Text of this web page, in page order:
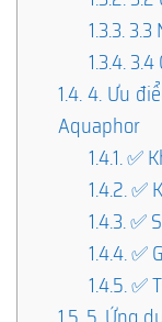
1.3.3.3.3
1.3.4.3.4
1.4.4. Ưu
Aquaphor
1.4.1.✅
1.4.2.✅
1.4.3.✅
1.4.4.✅
1.4.5.✅